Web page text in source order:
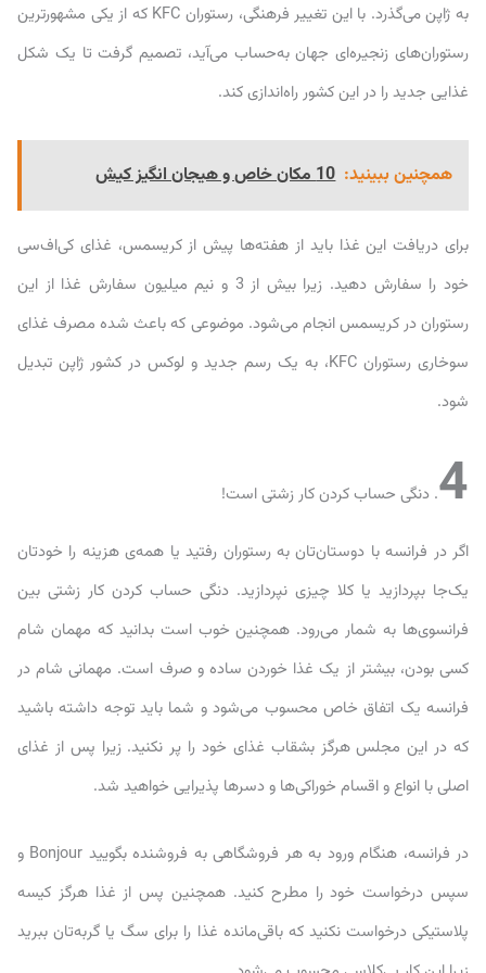
به ژاپن می‌گذرد. با این تغییر فرهنگی، رستوران KFC که از یکی مشهورترین
رستوران‌های زنجیره‌ای جهان به‌حساب می‌آید، تصمیم گرفت تا یک شکل
غذایی جدید را در این کشور راه‌اندازی کند.
همچنین ببینید: 10 مکان خاص و هیجان انگیز کیش
برای دریافت این غذا باید از هفته‌ها پیش از کریسمس، غذای کی‌اف‌سی
خود را سفارش دهید. زیرا بیش از 3 و نیم میلیون سفارش غذا از این
رستوران در کریسمس انجام می‌شود. موضوعی که باعث شده مصرف غذای
سوخاری رستوران KFC، به یک رسم جدید و لوکس در کشور ژاپن تبدیل
شود.
4. دنگی حساب کردن کار زشتی است!
اگر در فرانسه با دوستان‌تان به رستوران رفتید یا همه‌ی هزینه را خودتان
یک‌جا بپردازید یا کلا چیزی نپردازید. دنگی حساب کردن کار زشتی بین
فرانسوی‌ها به شمار می‌رود. همچنین خوب است بدانید که مهمان شام
کسی بودن، بیشتر از یک غذا خوردن ساده و صرف است. مهمانی شام در
فرانسه یک اتفاق خاص محسوب می‌شود و شما باید توجه داشته باشید
که در این مجلس هرگز بشقاب غذای خود را پر نکنید. زیرا پس از غذای
اصلی با انواع و اقسام خوراکی‌ها و دسرها پذیرایی خواهید شد.
در فرانسه، هنگام ورود به هر فروشگاهی به فروشنده بگویید Bonjour و
سپس درخواست خود را مطرح کنید. همچنین پس از غذا هرگز کیسه
پلاستیکی درخواست نکنید که باقی‌مانده غذا را برای سگ یا گربه‌تان ببرید